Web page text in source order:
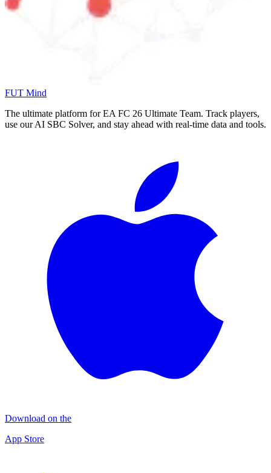
FUT Mind
The ultimate platform for EA FC 26 Ultimate Team. Track players,
use our AI SBC Solver, and stay ahead with real-time data and tools.
Download on the
App Store